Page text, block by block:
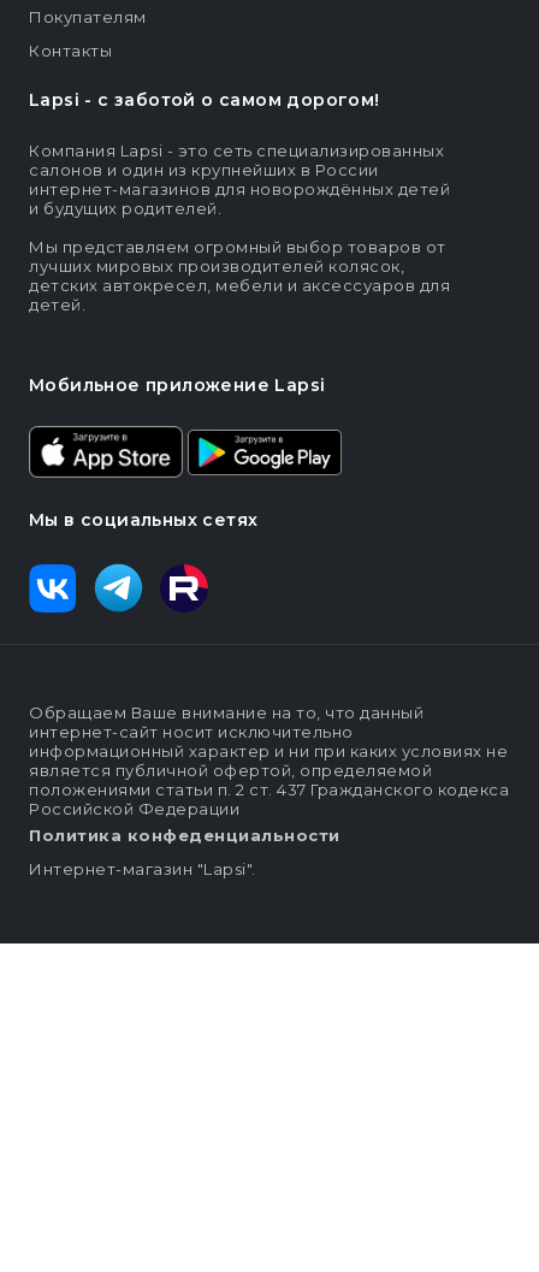
Lapsi - c заботой о самом дорогом!
Компания Lapsi - это сеть специализированных
салонов и один из крупнейших в России
интернет-магазинов для новорождённых детей
и будущих родителей.
Мы представляем огромный выбор товаров от
лучших мировых производителей колясок,
детских автокресел, мебели и аксессуаров для
детей.
Мобильное приложение Lapsi
Мы в социальных сетях
Покупателям
Контакты
Обращаем Ваше внимание на то, что данный
интернет-сайт носит исключительно
информационный характер и ни при каких условиях не
является публичной офертой, определяемой
положениями статьи п. 2 ст. 437 Гражданского кодекса
Российской Федерации
Политика конфеденциальности
Интернет-магазин "Lapsi".